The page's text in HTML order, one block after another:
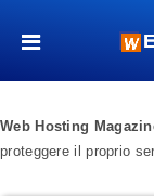
Web Hosting
proteggere il proprio